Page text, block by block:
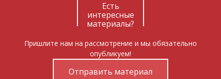
Есть
интересные
материалы?
Пришлите нам на рассмотрение и мы обязательно
опубликуем!
Отправить материал